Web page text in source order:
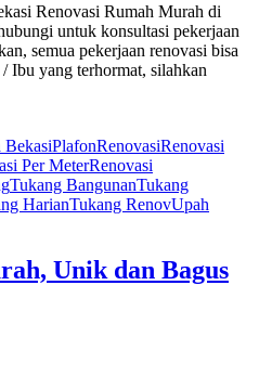
Renovasi Rumah Murah di
untuk konsultasi pekerjaan
semua pekerjaan renovasi bisa
Ibu yang terhormat, silahkan
BekasiPlafonRenovasiRenovasi
Per MeterRenovasi
Tukang BangunanTukang
HarianTukang RenovUpah
Unik dan Bagus